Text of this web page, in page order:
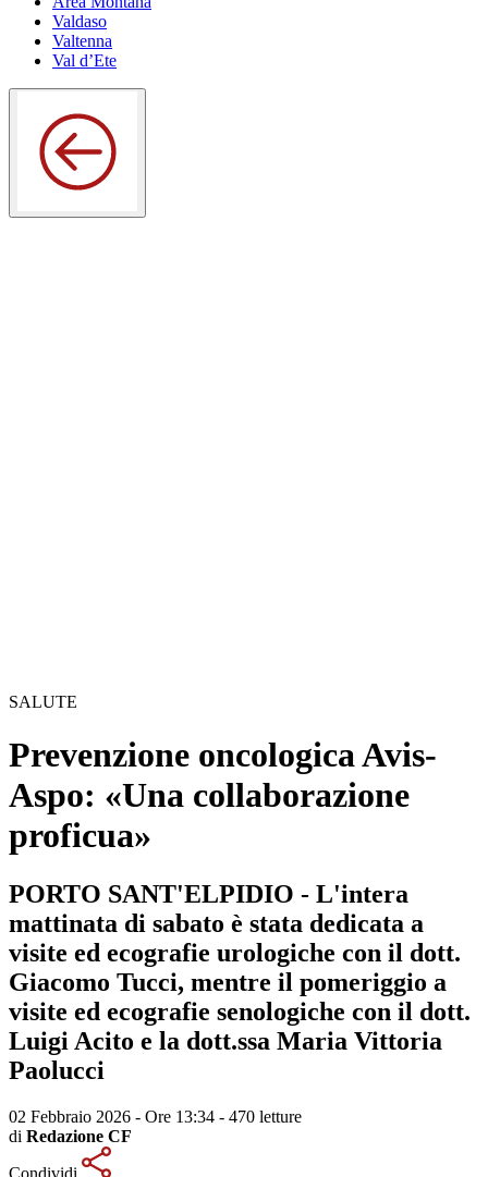
Valdaso
Valtenna
Val d’Ete
SALUTE
Prevenzione oncologica Avis-
Aspo: «Una collaborazione
proficua»
PORTO SANT'ELPIDIO - L'intera
mattinata di sabato è stata dedicata a
visite ed ecografie urologiche con il dott.
Giacomo Tucci, mentre il pomeriggio a
visite ed ecografie senologiche con il dott.
Luigi Acito e la dott.ssa Maria Vittoria
Paolucci
02 Febbraio 2026 - Ore 13:34 - 470 letture
di Redazione CF
Condividi